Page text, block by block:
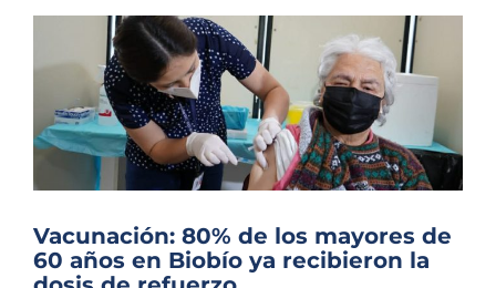
Vacunación: 80% de los mayores de
60 años en Biobío ya recibieron la